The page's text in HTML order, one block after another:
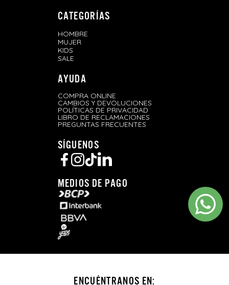
CATEGORÍAS
HOMBRE
MUJER
KIDS
SALE
AYUDA
COMPRA ONLINE
CAMBIOS Y DEVOLUCIONES
POLÍTICAS DE PRIVACIDAD
LIBRO DE RECLAMACIONES
PREGUNTAS FRECUENTES
SÍGUENOS
MEDIOS DE PAGO
ENCUÉNTRANOS EN: